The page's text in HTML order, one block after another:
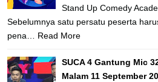
Stand Up Comedy
Sebelumnya satu persatu peserta
pena… Read More
SUCA 4 Gantung Mic
Malam 11 September